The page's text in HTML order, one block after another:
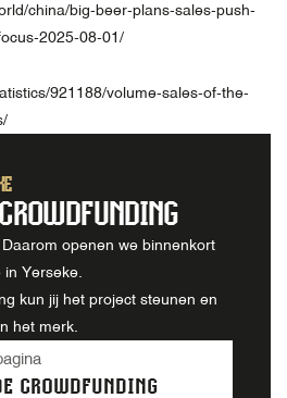
china/big-beer-plans-sales-push-
2025-08-01/
921188/volume-sales-of-the-
openen we binnenkort
Yerseke.
kun jij het project steunen en
het merk.
CROWDFUNDING